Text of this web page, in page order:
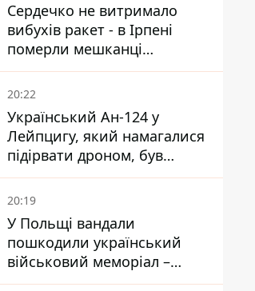
Сердечко не витримало
вибухів ракет - в Ірпені
померли мешканці
притулку для собак з
інвалідністю
20:22
Український Ан-124 у
Лейпцигу, який намагалися
підірвати дроном, був
завантажений
боєприпасами
20:19
У Польщі вандали
пошкодили український
військовий меморіал –
посольство відреагувало